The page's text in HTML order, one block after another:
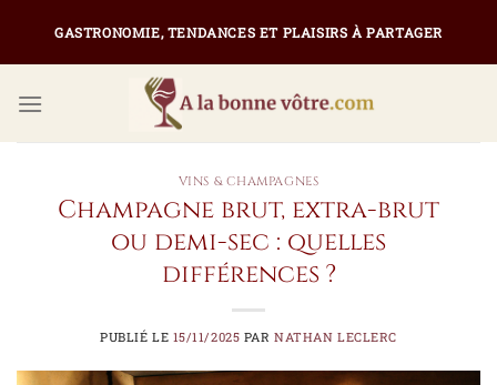
contenu
GASTRONOMIE, TENDANCES ET PLAISIRS À PARTAGER
VINS & CHAMPAGNES
Champagne brut, extra-brut
ou demi-sec : quelles
différences ?
PUBLIÉ LE 15/11/2025 PARNATHAN LECLERC